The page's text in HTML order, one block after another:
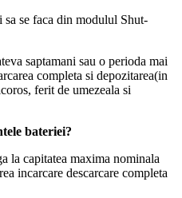
se faca din modulul Shut-
saptamani sau o perioda mai
completa si depozitarea(in
ferit de umezeala si
bateriei?
la capitatea maxima nominala
incarcare descarcare completa